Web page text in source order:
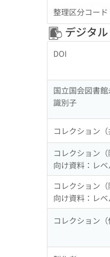
整理区分コード
デジタル
DOI
国立国会図書
識別子
コレクション（
コレクション
向け資料：レベ
コレクション
向け資料：レベ
コレクション（